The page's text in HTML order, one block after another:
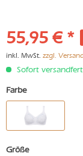
55,95 € *
inkl. MwSt. zzgl.
Sofort
Farbe
Größe